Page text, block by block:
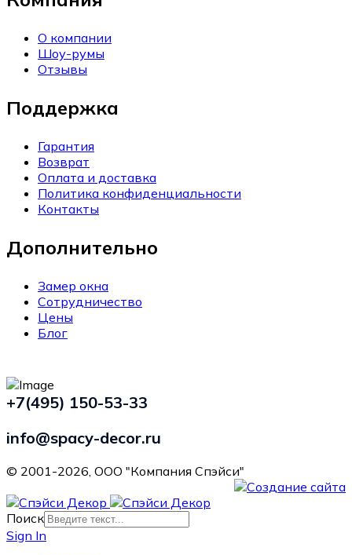
О компании
Шоу-румы
Отзывы
Поддержка
Гарантия
Возврат
Оплата и доставка
Политика конфиденциальности
Контакты
Дополнительно
Замер окна
Сотрудничество
Цены
Блог
+7(495) 150-53-33
info@spacy-decor.ru
© 2001-2026, ООО "Компания Спэйси"
Поиск
Sign In